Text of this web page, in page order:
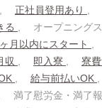
正社員登用あり
る
オープニング
月以内にスタート
収
即入寮
寮
給与前払いOK
満了慰労金・満了